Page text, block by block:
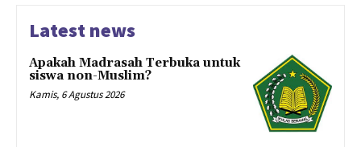
Latest news
Apakah Madrasah Terbuka untuk
siswa non-Muslim?
Kamis, 6 Agustus 2026